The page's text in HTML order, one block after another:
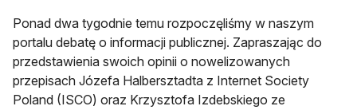
Ponad dwa tygodnie temu rozpoczęliśmy w naszym
portalu debatę o informacji publicznej. Zapraszając do
przedstawienia swoich opinii o nowelizowanych
przepisach Józefa Halbersztadta z Internet Society
Poland (ISCO) oraz Krzysztofa Izdebskiego ze